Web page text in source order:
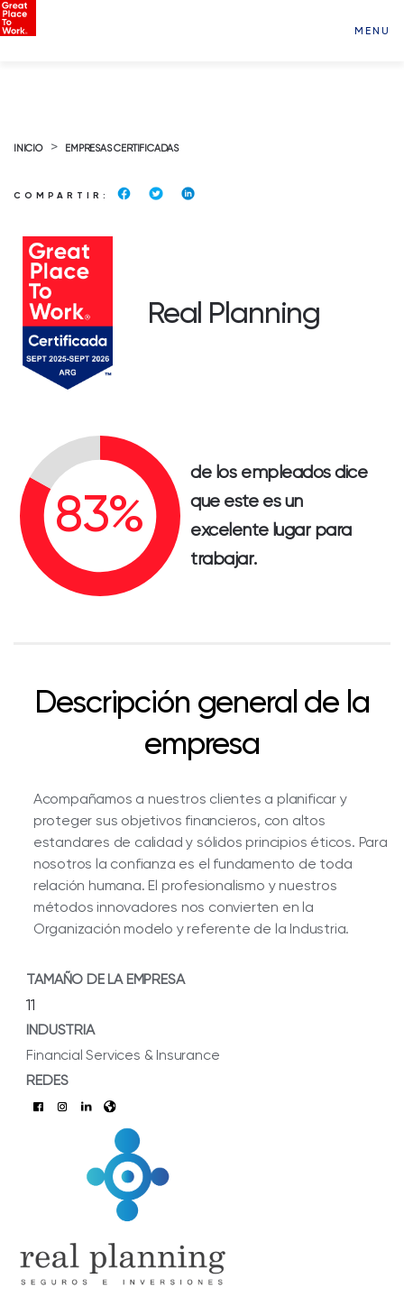
MENU
INICIO > EMPRESAS CERTIFICADAS
COMPARTIR:
Real Planning
de los empleados dice
que este es un
excelente lugar para
trabajar.
Descripción general de la
empresa
Acompañamos a nuestros clientes a planificar y
proteger sus objetivos financieros, con altos
estandares de calidad y sólidos principios éticos. Para
nosotros la confianza es el fundamento de toda
relación humana. El profesionalismo y nuestros
métodos innovadores nos convierten en la
Organización modelo y referente de la Industria.
TAMAÑO DE LA EMPRESA
11
INDUSTRIA
Financial Services & Insurance
REDES